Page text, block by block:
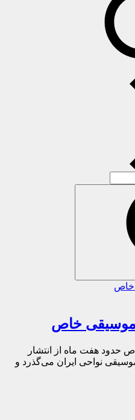
خاص
هفت‌ ماه از انتشار
نواحی ایران می‌گذرد و